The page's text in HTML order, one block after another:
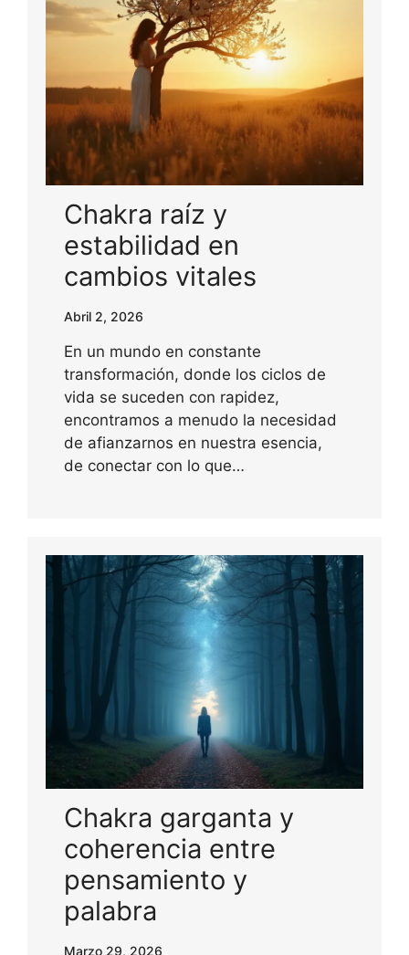
Chakra raíz y
estabilidad en
cambios vitales
Abril 2, 2026
En un mundo en constante
transformación, donde los ciclos de
vida se suceden con rapidez,
encontramos a menudo la necesidad
de afianzarnos en nuestra esencia,
de conectar con lo que…
Chakra garganta y
coherencia entre
pensamiento y
palabra
Marzo 29, 2026